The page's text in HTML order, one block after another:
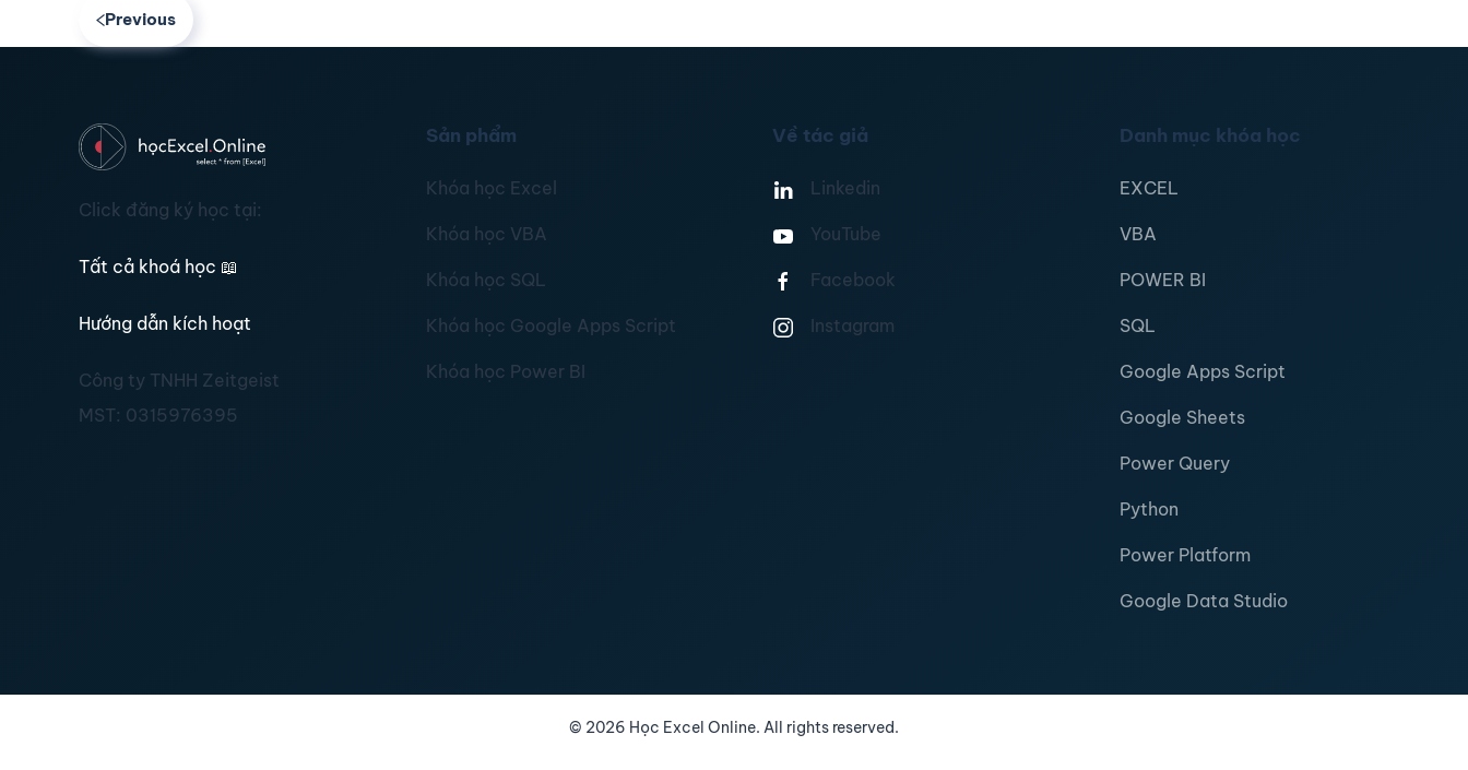
Previous
Click đăng ký học tại:
Tất cả khoá học 📖
Hướng dẫn kích hoạt
Công ty TNHH Zeitgeist
MST: 0315976395
Sản phẩm
Khóa học Excel
Khóa học VBA
Khóa học SQL
Khóa học Google Apps Script
Khóa học Power BI
Về tác giả
Linkedin
YouTube
Facebook
Instagram
Danh mục khóa học
EXCEL
VBA
POWER BI
SQL
Google Apps Script
Google Sheets
Power Query
Python
Power Platform
Google Data Studio
© 2026 Học Excel Online. All rights reserved.